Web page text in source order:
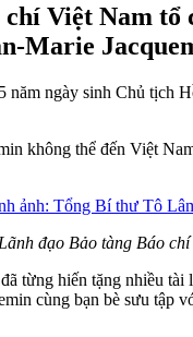
Việt Nam
Marie
ngày sinh Chủ tịch
không thể đến Việt
Lãnh đạo Bảo tàng Báo
từng hiến tặng nhiều
cùng bạn bè sưu